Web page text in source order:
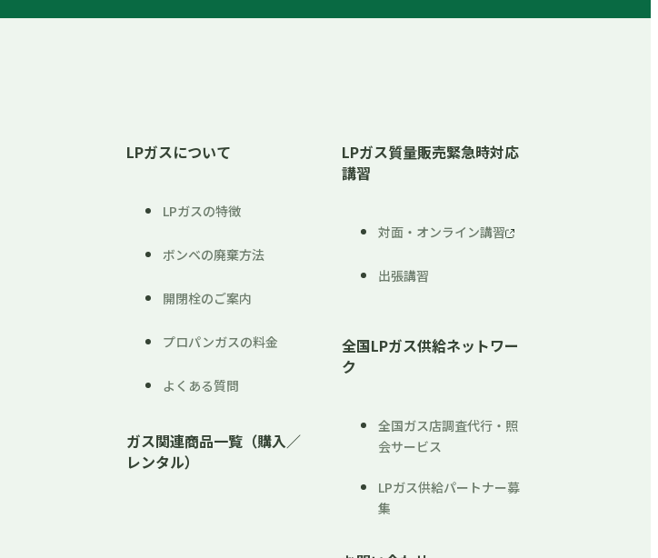
LPガスについて
LPガスの特徴
ボンベの廃棄方法
開閉栓のご案内
プロパンガスの料金
よくある質問
ガス関連商品一覧（購入／
レンタル）
LPガス質量販売緊急時対応
講習
対面・オンライン講習
出張講習
全国LPガス供給ネットワー
ク
全国ガス店調査代行・照
会サービス
LPガス供給パートナー募
集